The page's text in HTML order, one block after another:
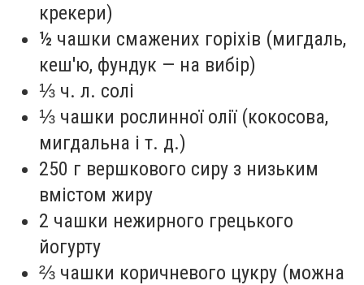
крекери)
½ чашки смажених горіхів (мигдаль,
кеш'ю, фундук — на вибір)
⅓ ч. л. солі
⅓ чашки рослинної олії (кокосова,
мигдальна і т. д.)
250 г вершкового сиру з низьким
вмістом жиру
2 чашки нежирного грецького
йогурту
⅔ чашки коричневого цукру (можна